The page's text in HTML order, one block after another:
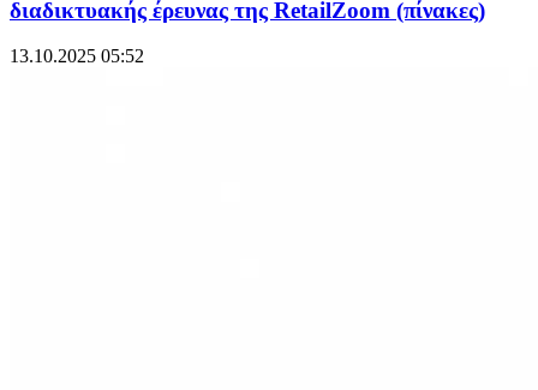
διαδικτυακής έρευνας της RetailZoom (πίνακες)
13.10.2025 05:52